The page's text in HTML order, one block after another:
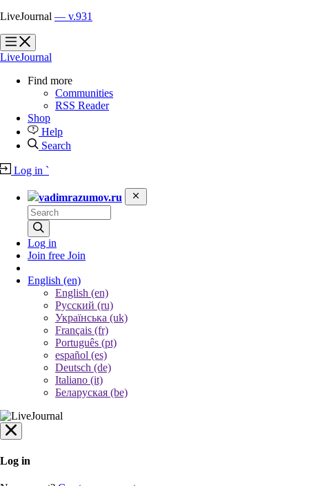
LiveJournal — v.931
?
?
LiveJournal
Find more
Communities
RSS Reader
Shop
Help
Search
Log in `
vadimrazumov.ru
Log in
Join free Join
English (en)
English (en)
Русский (ru)
Українська (uk)
Français (fr)
Português (pt)
español (es)
Deutsch (de)
Italiano (it)
Беларуская (be)
Log in